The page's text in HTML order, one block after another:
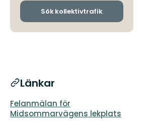
Sök kollektivtrafik
Länkar
Felanmälan för
Midsommarvägens lekplats